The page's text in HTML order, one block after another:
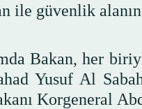
ile güvenlik
Bakan, her
Yusuf Al
Korgeneral